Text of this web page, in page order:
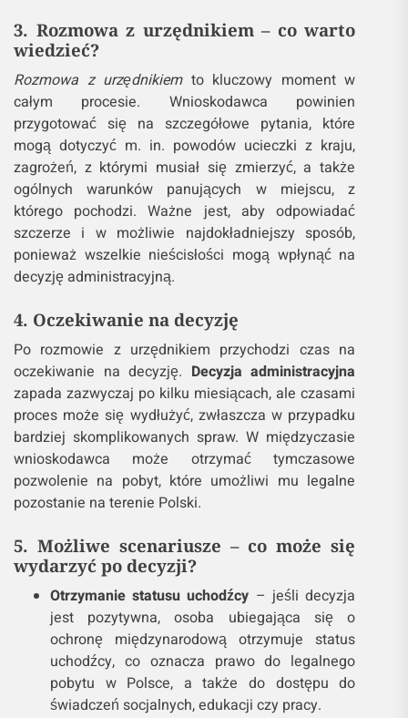
3. Rozmowa z urzędnikiem – co warto
wiedzieć?
Rozmowa z urzędnikiemto kluczowy moment w
całym procesie. Wnioskodawca powinien
przygotować się na szczegółowe pytania, które
mogą dotyczyć m. in. powodów ucieczki z kraju,
zagrożeń, z którymi musiał się zmierzyć, a także
ogólnych warunków panujących w miejscu, z
którego pochodzi. Ważne jest, aby odpowiadać
szczerze i w możliwie najdokładniejszy sposób,
ponieważ wszelkie nieścisłości mogą wpłynąć na
decyzję administracyjną.
4. Oczekiwanie na decyzję
Po rozmowie z urzędnikiem przychodzi czas na
oczekiwanie na decyzję. Decyzja administracyjna
zapada zazwyczaj po kilku miesiącach, ale czasami
proces może się wydłużyć, zwłaszcza w przypadku
bardziej skomplikowanych spraw. W międzyczasie
wnioskodawca może otrzymać tymczasowe
pozwolenie na pobyt, które umożliwi mu legalne
pozostanie na terenie Polski.
5. Możliwe scenariusze – co może się
wydarzyć po decyzji?
Otrzymanie statusu uchodźcy – jeśli decyzja
jest pozytywna, osoba ubiegająca się o
ochronę międzynarodową otrzymuje status
uchodźcy, co oznacza prawo do legalnego
pobytu w Polsce, a także do dostępu do
świadczeń socjalnych, edukacji czy pracy.